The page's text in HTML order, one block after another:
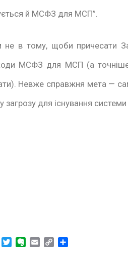
й МСФЗ для МСП”.
не в тому, щоби причесати
МСФЗ для МСП (а
Невже справжня мета —
загрозу для існування
SkypeTwitterEvernote
EmailCopy